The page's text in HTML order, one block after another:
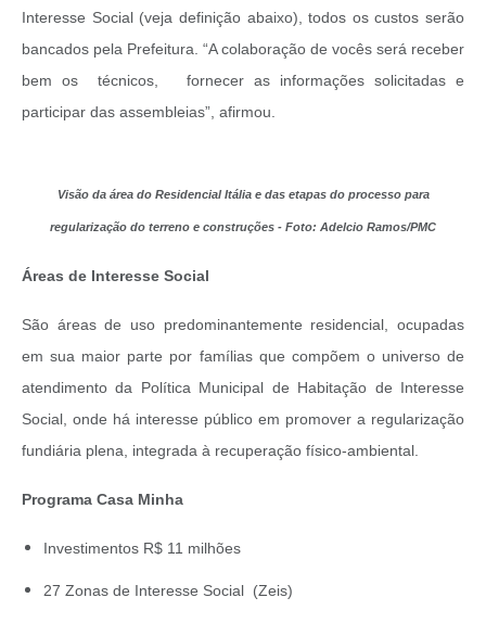
Interesse Social (veja definição abaixo), todos os custos serão
bancados pela Prefeitura. “A colaboração de vocês será receber
bem os técnicos, fornecer as informações solicitadas e
participar das assembleias”, afirmou.
Visão da área do Residencial Itália e das etapas do processo para
regularização do terreno e construções - Foto: Adelcio Ramos/PMC
Áreas de Interesse Social
São áreas de uso predominantemente residencial, ocupadas
em sua maior parte por famílias que compõem o universo de
atendimento da Política Municipal de Habitação de Interesse
Social, onde há interesse público em promover a regularização
fundiária plena, integrada à recuperação físico-ambiental.
Programa Casa Minha
Investimentos R$ 11 milhões
27 Zonas de Interesse Social (Zeis)